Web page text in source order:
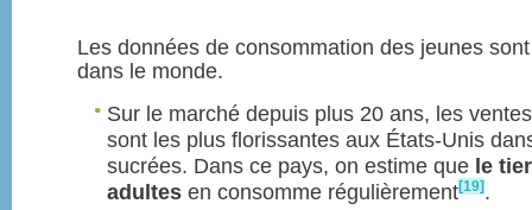
Les données de consommation des jeunes
dans le monde.
Sur le marché depuis plus 20 ans, les
sont les plus florissantes aux États-Unis
sucrées. Dans ce pays, on estime que le
adultes en consomme régulièrement[19] .